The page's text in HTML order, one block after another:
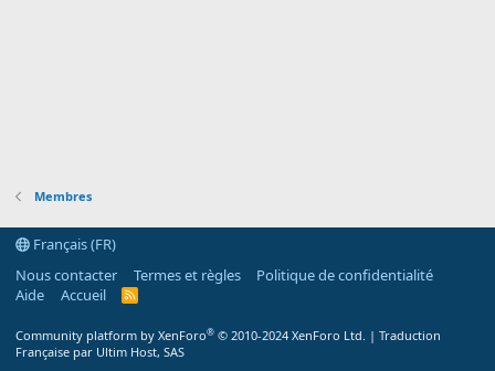
Membres
Français (FR)
Nous contacter
Termes et règles
Politique de confidentialité
Aide
Accueil
R
Community platform by XenForo® © 2010-2024 XenForo Ltd. | Traduction
Française par Ultim Host, SAS